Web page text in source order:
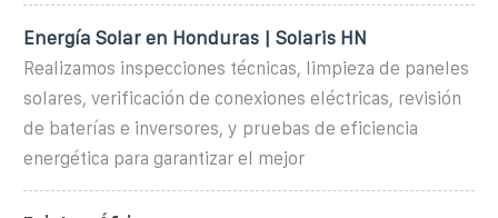
Energía Solar en Honduras | Solaris HN
Realizamos inspecciones técnicas, limpieza de paneles
solares, verificación de conexiones eléctricas, revisión
de baterías e inversores, y pruebas de eficiencia
energética para garantizar el mejor